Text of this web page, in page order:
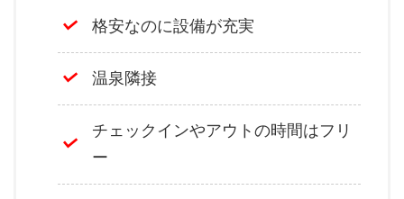
格安なのに設備が充実
温泉隣接
チェックインやアウトの時間はフリ
ー